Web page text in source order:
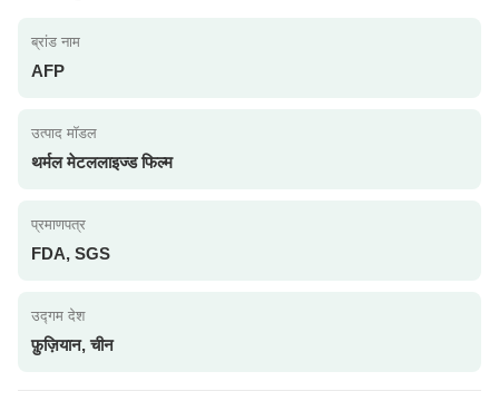
ब्रांड नाम
AFP
उत्पाद मॉडल
थर्मल मेटललाइज्ड फिल्म
प्रमाणपत्र
FDA, SGS
उद्गम देश
फ़ुज़ियान, चीन